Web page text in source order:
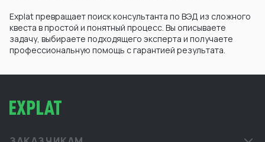
Explat превращает поиск консультанта по ВЭД из сложного
квеста в простой и понятный процесс. Вы описываете
задачу, выбираете подходящего эксперта и получаете
профессиональную помощь с гарантией результата.